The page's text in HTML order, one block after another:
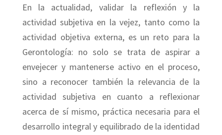
En la actualidad, validar la reflexión y la
actividad subjetiva en la vejez, tanto como la
actividad objetiva externa, es un reto para la
Gerontología: no solo se trata de aspirar a
envejecer y mantenerse activo en el proceso,
sino a reconocer también la relevancia de la
actividad subjetiva en cuanto a reflexionar
acerca de sí mismo, práctica necesaria para el
desarrollo integral y equilibrado de la identidad